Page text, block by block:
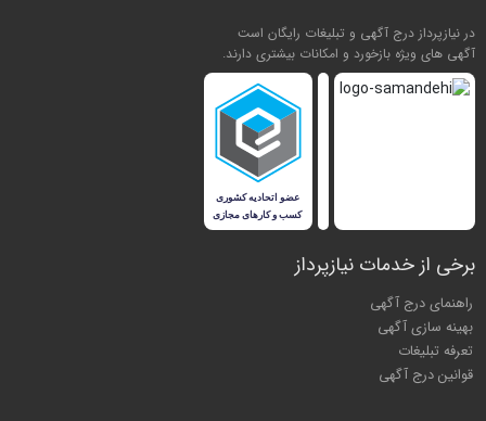
در نیازپرداز درج آگهی و تبلیغات رایگان است
آگهی های ویژه بازخورد و امکانات بیشتری دارند.
برخی از خدمات نیازپرداز
راهنمای درج آگهی
بهینه سازی آگهی
تعرفه تبلیغات
قوانین درج آگهی